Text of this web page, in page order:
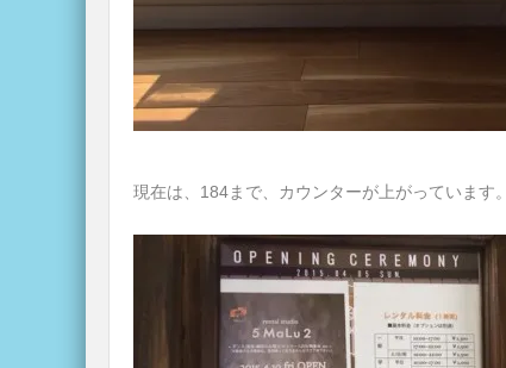
現在は、184まで、カウンターが上がっています。